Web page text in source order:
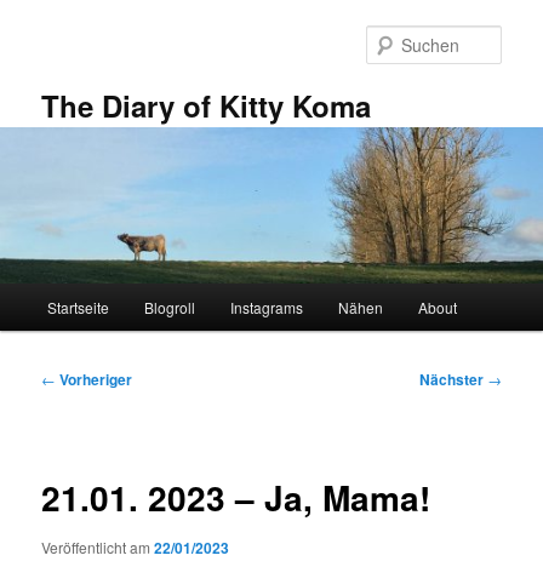
The Diary of Kitty Koma
Startseite Blogroll Instagrams Nähen About
Beitragsnavigation
← Vorheriger Nächster →
21.01. 2023 – Ja, Mama!
Veröffentlicht am22/01/2023